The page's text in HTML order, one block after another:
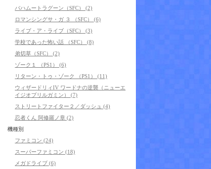
バハムートラグーン（SFC） (2)
ロマンシングサ・ガ ３ （SFC） (6)
ライブ・ア・ライブ（SFC） (3)
学校であった怖い話 （SFC） (8)
弟切草（SFC） (2)
ゾーク１ （PS1） (6)
リターン・トゥ・ゾーク （PS1） (11)
ウィザードリィIV ワードナの逆襲（ニューエ
イジオブリルガミン） (7)
ストリートファイター２／ダッシュ (4)
忍者くん 阿修羅ノ章 (2)
機種別
ファミコン (24)
スーパーファミコン (18)
メガドライブ (6)